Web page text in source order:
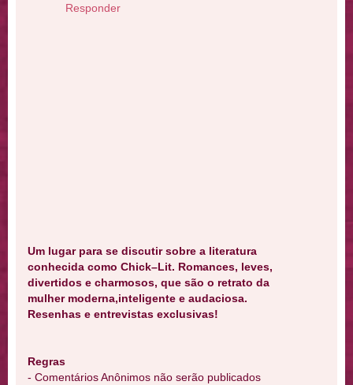
Responder
Um lugar para se discutir sobre a literatura
conhecida como Chick–Lit. Romances, leves,
divertidos e charmosos, que são o retrato da
mulher moderna,inteligente e audaciosa.
Resenhas e entrevistas exclusivas!
Regras
- Comentários Anônimos não serão publicados